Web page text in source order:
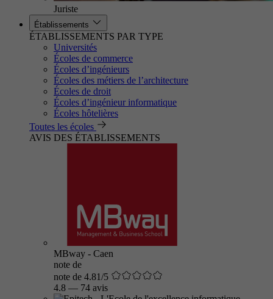
Juriste
Établissements
ÉTABLISSEMENTS PAR TYPE
Universités
Écoles de commerce
Écoles d’ingénieurs
Écoles des métiers de l’architecture
Écoles de droit
Écoles d’ingénieur informatique
Écoles hôtelières
Toutes les écoles
AVIS DES ÉTABLISSEMENTS
MBway - Caen
note de
note de 4.81/5
4.8 — 74 avis